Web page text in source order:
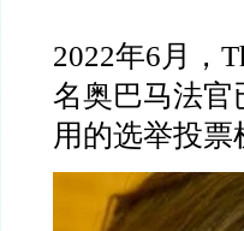
2022年6 月，
名奥巴马法官
用的选举投票